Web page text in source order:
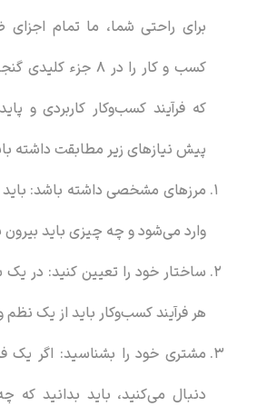
برای راحتی شما، ما تمام اجزای
کسب و کار را در 8 جزء
که فرآیند کسب‌وکار کاربردی و
پیش نیازهای زیر مطابقت داشته
مرزهای مشخصی داشته باشد:
وارد می‌شود و چه چیزی باید بیرون
ساختار خود را تعیین کنید: در یک
هر فرآیند کسب‌وکار باید از یک
مشتری خود را بشناسید: اگر یک
دنبال می‌کنید، باید بدانید